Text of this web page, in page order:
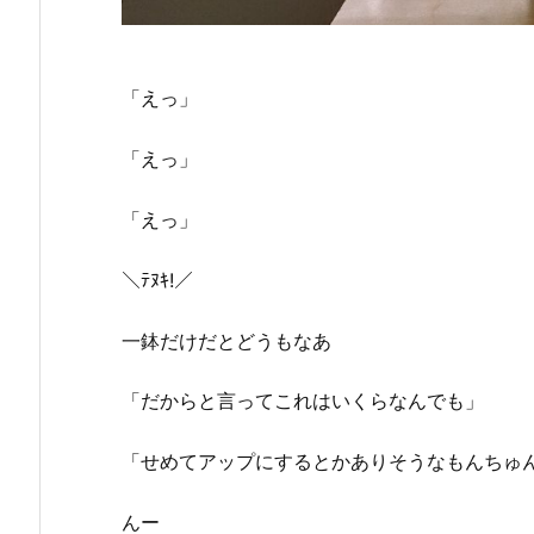
「えっ」
「えっ」
「えっ」
＼ﾃﾇｷ!／
一鉢だけだとどうもなあ
「だからと言ってこれはいくらなんでも」
「せめてアップにするとかありそうなもんちゅ
んー